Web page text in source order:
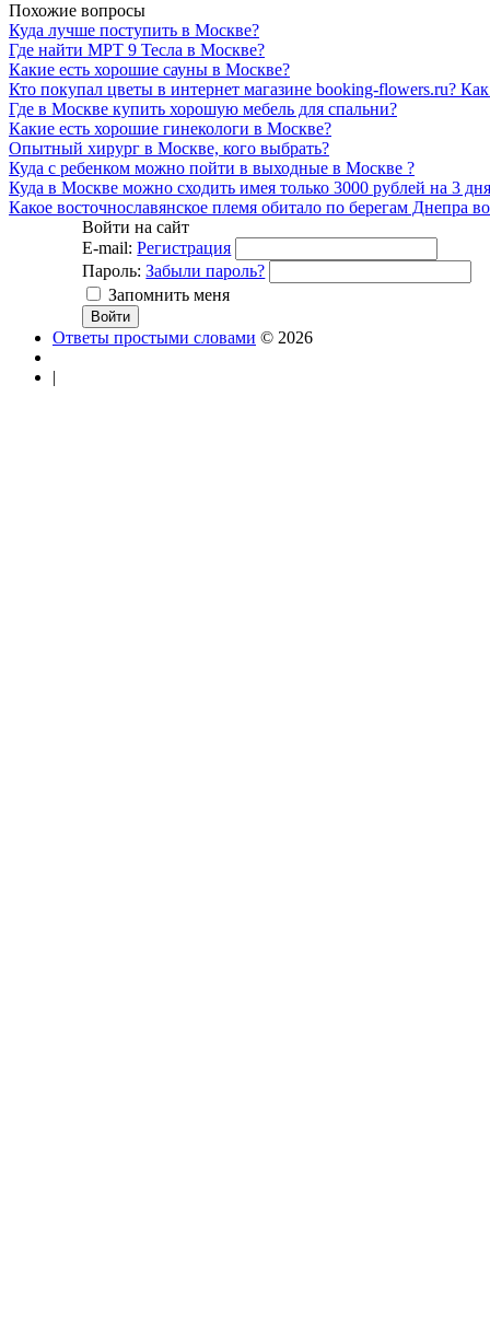
Похожие вопросы
Куда лучше поступить в Москве?
Где найти МРТ 9 Тесла в Москве?
Какие есть хорошие сауны в Москве?
Кто покупал цветы в интернет магазине booking-flowers.ru? Как
Где в Москве купить хорошую мебель для спальни?
Какие есть хорошие гинекологи в Москве?
Опытный хирург в Москве, кого выбрать?
Куда с ребенком можно пойти в выходные в Москве ?
Куда в Москве можно сходить имея только 3000 рублей на 3
Какое восточнославянское племя обитало по берегам Днепра
Войти на сайт
E-mail: Регистрация
Пароль: Забыли пароль?
Запомнить меня
Ответы простыми словами © 2026
|